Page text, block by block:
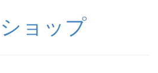
ョップ